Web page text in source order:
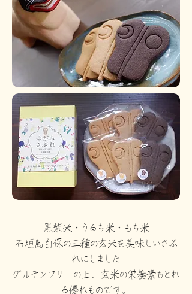
黒紫米・うるち米・もち米
石垣島白保の三種の玄米を美味しいさぶ
れにしました
グルテンフリーの上、玄米の栄養素もとれ
る優れものです。